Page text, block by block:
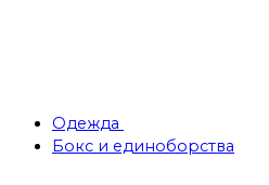
Одежда
Бокс и единоборства